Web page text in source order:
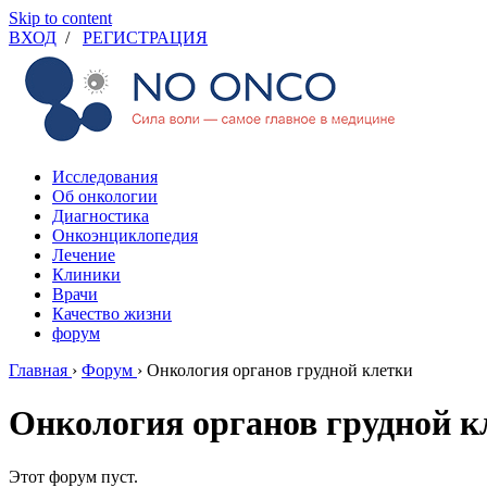
Skip to content
ВХОД / РЕГИСТРАЦИЯ
Исследования
Об онкологии
Диагностика
Онкоэнциклопедия
Лечение
Клиники
Врачи
Качество жизни
форум
Главная › Форум › Онкология органов грудной клетки
Онкология органов грудной
Этот форум пуст.